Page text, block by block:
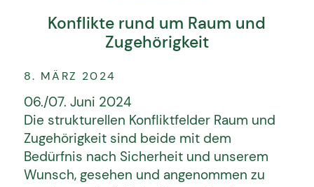
Konflikte rund um Raum und
Zugehörigkeit
8. MÄRZ 2024
06./07. Juni 2024
Die strukturellen Konfliktfelder Raum und
Zugehörigkeit sind beide mit dem
Bedürfnis nach Sicherheit und unserem
Wunsch, gesehen und angenommen zu